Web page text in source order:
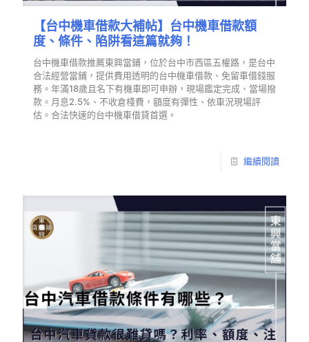
【台中機車借款大補帖】台中機車借款額
度、條件、陷阱看這篇就夠！
台中機車借款推薦東興當鋪，位於台中市西區五權路，是台中
合法經營當鋪，提供費用透明的台中機車借款、免留車借錢服
務。年滿18歲且名下有機車即可申辦，現場鑑定完成、當場撥
款。月息2.5%、不收倉棧費，額度有彈性、依車況現場評
估。合法快速的台中機車借貸首選。
繼續閱讀